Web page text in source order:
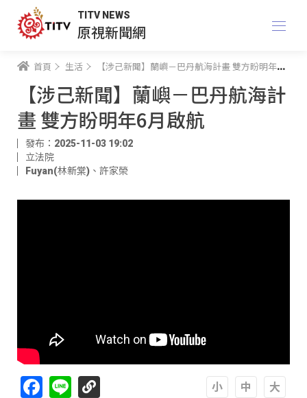
TITV NEWS
原視新聞網
首頁 生活 【涉己新聞】蘭嶼－巴丹航海計畫 雙方盼明年6月啟航
【涉己新聞】蘭嶼－巴丹航海計
畫 雙方盼明年6月啟航
發布：2025-11-03 19:02
立法院
Fuyan(林新棠) 、 許家榮
Facebook
Line